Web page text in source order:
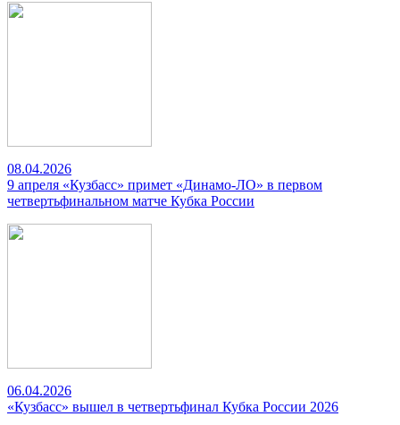
08.04.2026
9 апреля «Кузбасс» примет «Динамо-ЛО» в первом
четвертьфинальном матче Кубка России
06.04.2026
«Кузбасс» вышел в четвертьфинал Кубка России 2026